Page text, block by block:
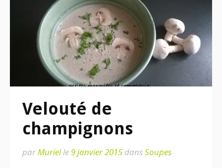
Velouté de
champignons
parMurielle9 janvier 2015 dansSoupes